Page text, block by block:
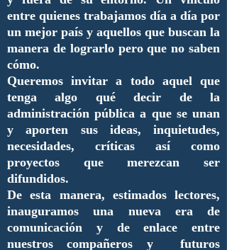
entre quienes trabajamos día a día por
un mejor país y aquellos que buscan la
manera de lograrlo pero que no saben
cómo.
Queremos invitar a todo aquel que
tenga algo qué decir de la
administración pública a que se unan
y aporten sus ideas, inquietudes,
necesidades, críticas así como
proyectos que merezcan ser
difundidos.
De esta manera, estimados lectores,
inauguramos una nueva era de
comunicación y de enlace entre
nuestros compañeros y futuros